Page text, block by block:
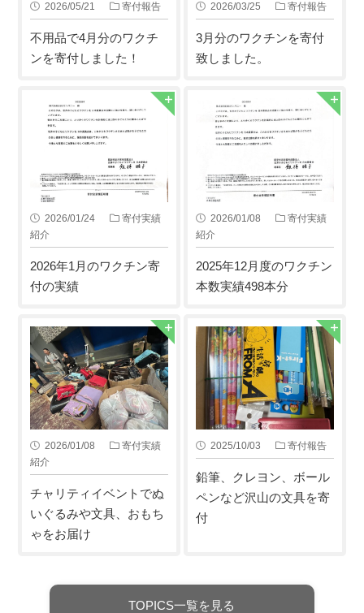
2026/05/21 寄付報告
不用品で4月分のワクチ
ンを寄付しました！
2026/03/25 寄付報告
3月分のワクチンを寄付
致しました。
2026/01/24
寄付実績
紹介
2026年1月のワクチン寄
付の実績
2026/01/08
寄付実績
紹介
2025年12月度のワクチン
本数実績498本分
2026/01/08
寄付実績
紹介
チャリティイベントでぬ
いぐるみや文具、おもち
ゃをお届け
2025/10/03 寄付報告
鉛筆、クレヨン、ボール
ペンなど沢山の文具を寄
付
TOPICS一覧を見る